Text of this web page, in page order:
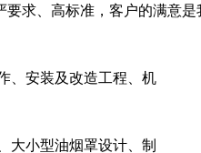
求、高标准，客户的满意
、安装及改造工程、机
大小型油烟罩设计、制